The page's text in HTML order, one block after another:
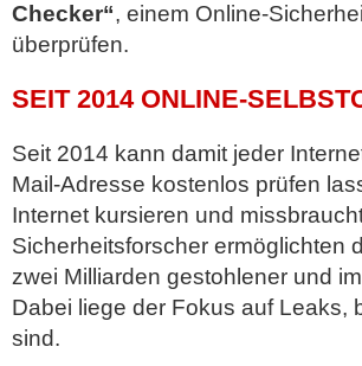
Checker“, einem Online-
überprüfen.
SEIT 2014 ONLINE-
Seit 2014 kann damit jeder
Mail-Adresse kostenlos prüfen
Internet kursieren und
Sicherheitsforscher ermöglichten
zwei Milliarden gestohlener und
Dabei liege der Fokus auf Leaks,
sind.